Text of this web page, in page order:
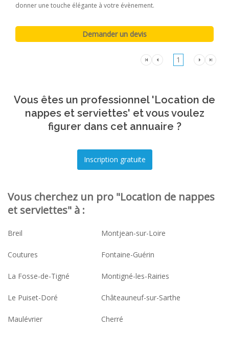
donner une touche élégante à votre évènement.
1
Vous êtes un professionnel 'Location de
nappes et serviettes' et vous voulez
figurer dans cet annuaire ?
Vous cherchez un pro "Location de nappes
et serviettes" à :
Breil Montjean-sur-Loire
Coutures Fontaine-Guérin
La Fosse-de-Tigné Montigné-les-Rairies
Le Puiset-Doré Châteauneuf-sur-Sarthe
Maulévrier Cherré